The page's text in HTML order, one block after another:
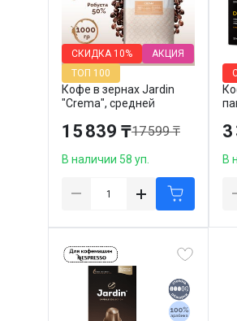
Кофе в зернах Jardin
"Crema", средней
СКИДКА 10%
АКЦИЯ
ТОП 100
15 839 ₸17 599 ₸
В наличии 58 уп.
3
В